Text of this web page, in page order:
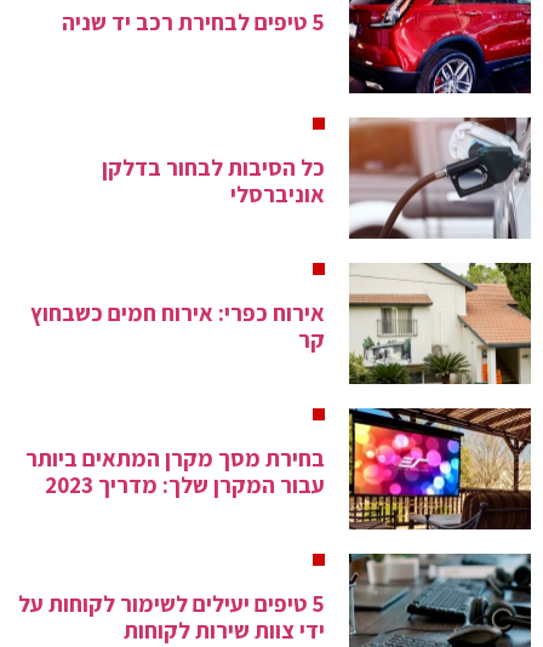
5 טיפים לבחירת רכב יד שניה
כל הסיבות לבחור בדלקן
אוניברסלי
אירוח כפרי: אירוח חמים כשבחוץ
קר
בחירת מסך מקרן המתאים ביותר
עבור המקרן שלך: מדריך 2023
5 טיפים יעילים לשימור לקוחות על
ידי צוות שירות לקוחות